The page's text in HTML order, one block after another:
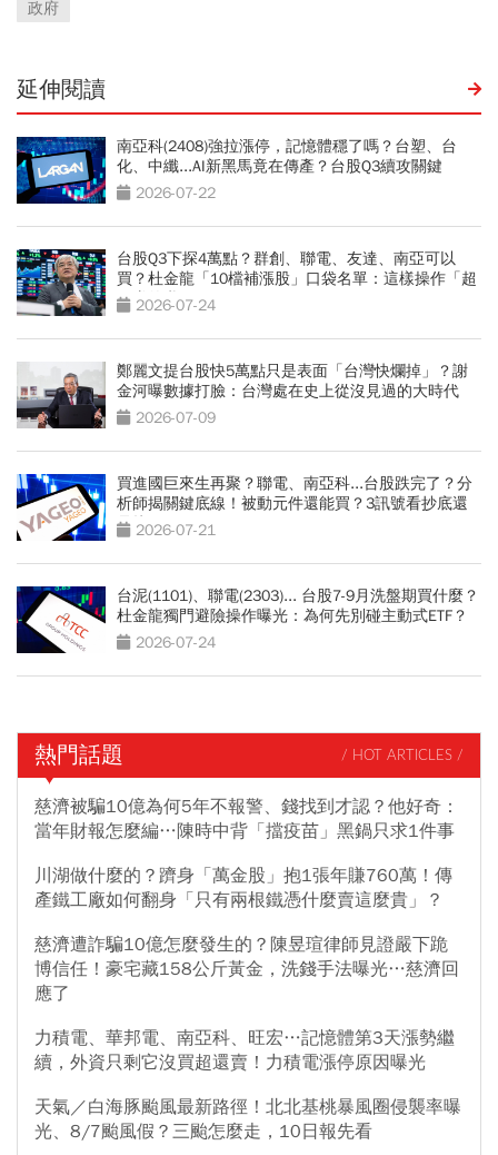
政府
延伸閱讀
南亞科(2408)強拉漲停，記憶體穩了嗎？台塑、台
化、中纖...AI新黑馬竟在傳產？台股Q3續攻關鍵
2026-07-22
台股Q3下探4萬點？群創、聯電、友達、南亞可以
買？杜金龍「10檔補漲股」口袋名單：這樣操作「超
好賺的啦」
2026-07-24
鄭麗文提台股快5萬點只是表面「台灣快爛掉」？謝
金河曝數據打臉：台灣處在史上從沒見過的大時代
2026-07-09
買進國巨來生再聚？聯電、南亞科...台股跌完了？分
析師揭關鍵底線！被動元件還能買？3訊號看抄底還
是接刀
2026-07-21
台泥(1101)、聯電(2303)... 台股7-9月洗盤期買什麼？
杜金龍獨門避險操作曝光：為何先別碰主動式ETF？
2026-07-24
熱門話題 / HOT ARTICLES /
慈濟被騙10億為何5年不報警、錢找到才認？他好奇：
當年財報怎麼編…陳時中背「擋疫苗」黑鍋只求1件事
川湖做什麼的？躋身「萬金股」抱1張年賺760萬！傳
產鐵工廠如何翻身「只有兩根鐵憑什麼賣這麼貴」？
慈濟遭詐騙10億怎麼發生的？陳昱瑄律師見證嚴下跪
博信任！豪宅藏158公斤黃金，洗錢手法曝光…慈濟回
應了
力積電、華邦電、南亞科、旺宏…記憶體第3天漲勢繼
續，外資只剩它沒買超還賣！力積電漲停原因曝光
天氣／白海豚颱風最新路徑！北北基桃暴風圈侵襲率曝
光、8/7颱風假？三颱怎麼走，10日報先看